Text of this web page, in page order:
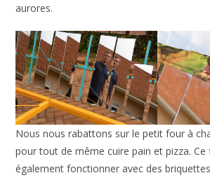
aurores.
Nous nous rabattons sur le petit four à
pour tout de même cuire pain et pizza.
également fonctionner avec des